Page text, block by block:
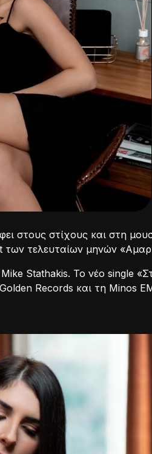
στους στίχους και στη
τελευταίων μηνών
Stathakis. Το νέο single
Records και τη Minos